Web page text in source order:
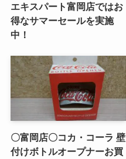
エキスパート富岡店ではお
得なサマーセールを実施
中！
〇富岡店〇コカ・コーラ 壁
付けボトルオープナーお買